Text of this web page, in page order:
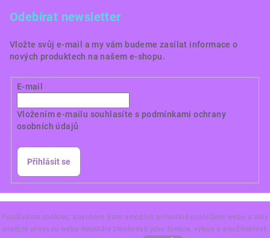
Používáme cookies, abychom Vám umožnili pohodlné prohlížení webu a díky
analýze provozu webu neustále zlepšovali jeho funkce, výkon a použitelnost.
Odebírat newsletter
Vložte svůj e-mail a my vám budeme zasílat informace o
nových produktech na našem e-shopu.
E-mail
Vložením e-mailu souhlasíte s podmínkami ochrany
osobních údajů
Přihlásit se
vyhrazena.